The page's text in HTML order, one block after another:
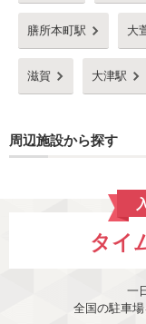
膳所本町駅 大
滋賀 大津駅
周辺施設から探す
タイ
一
全国の駐車